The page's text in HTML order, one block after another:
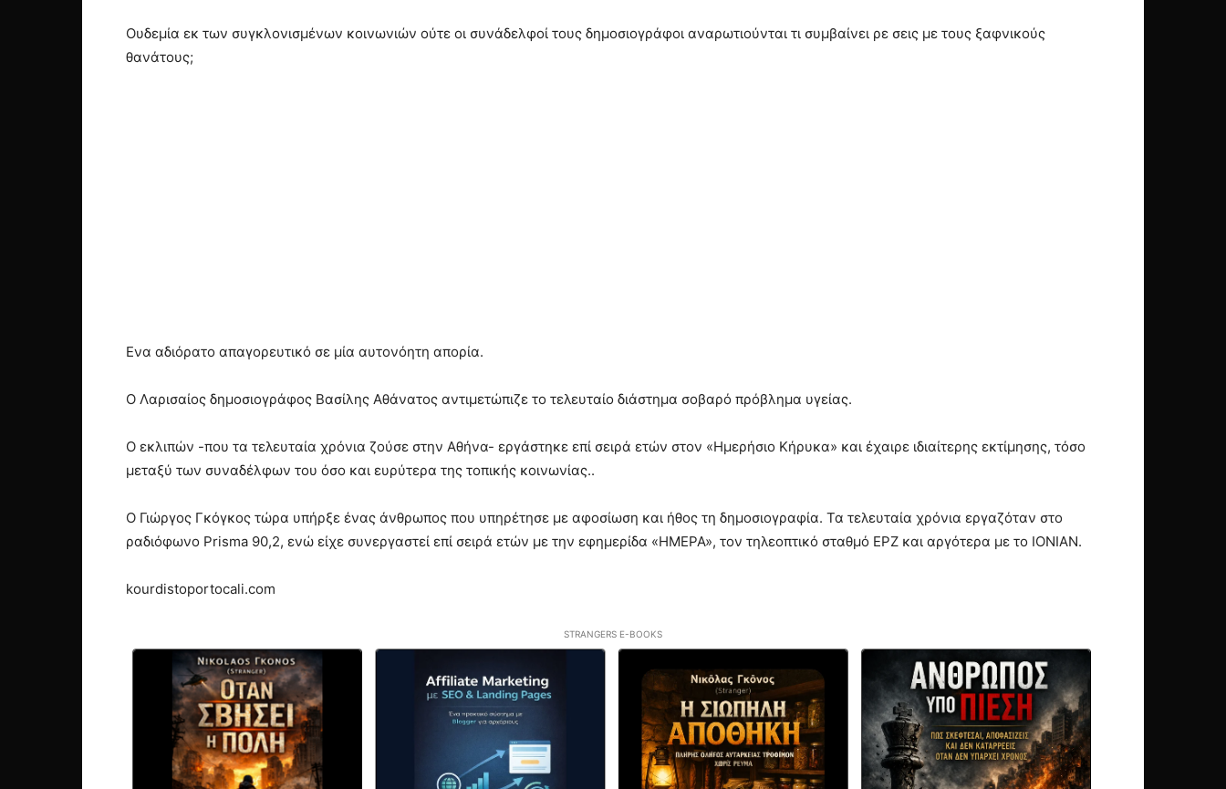
Ουδεμία εκ των συγκλονισμένων κοινωνιών ούτε οι συνάδελφοί τους δημοσιογράφοι αναρωτιούνται τι συμβαίνει ρε σεις με τους ξαφνικούς
θανάτους;
Ενα αδιόρατο απαγορευτικό σε μία αυτονόητη απορία.
Ο Λαρισαίος δημοσιογράφος Βασίλης Αθάνατος αντιμετώπιζε το τελευταίο διάστημα σοβαρό πρόβλημα υγείας.
Ο εκλιπών -που τα τελευταία χρόνια ζούσε στην Αθήνα- εργάστηκε επί σειρά ετών στον «Ημερήσιο Κήρυκα» και έχαιρε ιδιαίτερης εκτίμησης, τόσο
μεταξύ των συναδέλφων του όσο και ευρύτερα της τοπικής κοινωνίας..
Ο Γιώργος Γκόγκος τώρα υπήρξε ένας άνθρωπος που υπηρέτησε με αφοσίωση και ήθος τη δημοσιογραφία. Τα τελευταία χρόνια εργαζόταν στο
ραδιόφωνο Prisma 90,2, ενώ είχε συνεργαστεί επί σειρά ετών με την εφημερίδα «ΗΜΕΡΑ», τον τηλεοπτικό σταθμό ΕΡΖ και αργότερα με το ΙΟΝΙΑΝ.
kourdistoportocali.com
STRANGERS E-BOOKS